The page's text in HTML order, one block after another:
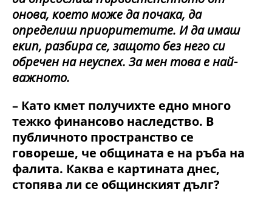
онова, което може да почака, да
определиш приоритетите. И да имаш
екип, разбира се, защото без него си
обречен на неуспех. За мен това е най-
важното.
– Като кмет получихте едно много
тежко финансово наследство. В
публичното пространство се
говореше, че общината е на ръба на
фалита. Каква е картината днес,
стопява ли се общинският дълг?